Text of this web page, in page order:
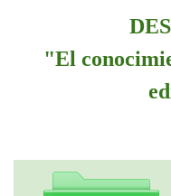
"El